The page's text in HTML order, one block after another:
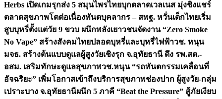
Herbs เปิดเกมรุกส่ง 5 สมุนไพรไทยบุกตลาดเวลเนส มุ่งชิงแชร์
ตลาดสุขภาพโตต่อเนื่องทันตบุคลากร – สพฐ. หวั่นเด็กไทยเริ่ม
สูบบุหรี่ตั้งแต่วัย 9 ขวบ ผนึกพลังเยาวชนจัดงาน “Zero Smoke
No Vape” สร้างสังคมไทยปลอดบุหรี่และบุหรี่ไฟฟ้าวช. หนุน
มจธ. สร้างต้นแบบดูแลผู้สูงวัยเชิงรุก จ.อุทัยธานี ดึง รพ.สต.-
อสม. เสริมทักษะดูแลสุขภาพวช.หนุน “รถทันตกรรมเคลื่อนที่
อัจฉริยะ” เพิ่มโอกาสเข้าถึงบริการสุขภาพช่องปาก ผู้สูงวัย-กลุ่ม
เปราะบาง จ.อุทัยธานีผนึก 5 ภาคี “Beat the Pressure” สู้ภัยเงียบ